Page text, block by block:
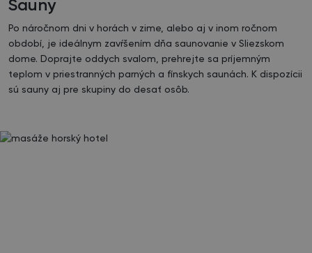
Sauny
Po náročnom dni v horách v zime, alebo aj v inom ročnom
období, je ideálnym zavŕšením dňa saunovanie v Sliezskom
dome. Doprajte oddych svalom, prehrejte sa príjemným
teplom v priestranných parných a fínskych saunách. K dispozícii
sú sauny aj pre skupiny do desať osôb.